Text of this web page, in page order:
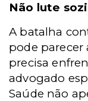
Não lute
A batalha
pode parecer
precisa
advogado
Saúde não